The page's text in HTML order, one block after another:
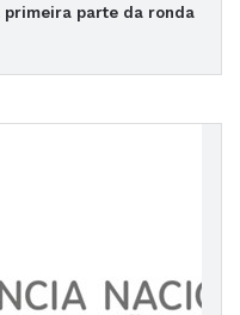
primeira parte da ronda